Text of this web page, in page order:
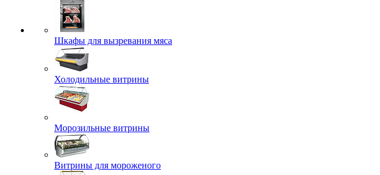
Шкафы для вызревания мяса
Холодильные витрины
Морозильные витрины
Витрины для мороженого